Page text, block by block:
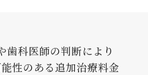
歯科医師の判断により
性のある追加治療料金